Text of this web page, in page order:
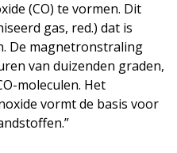
(CO) te vormen. Dit
gas, red.) dat is
De magnetronstraling
van duizenden graden,
moleculen. Het
vormt de basis voor